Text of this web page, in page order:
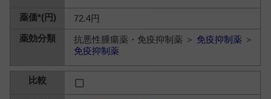
72.4円
抗悪性腫瘍薬・免疫抑制薬 ＞ 免疫抑制薬 ＞
免疫抑制薬